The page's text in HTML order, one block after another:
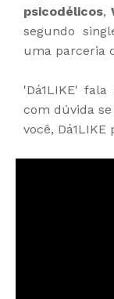
psicodélicos,
segundo
uma parceria
'Dá1LIKE'
com dúvida
você,